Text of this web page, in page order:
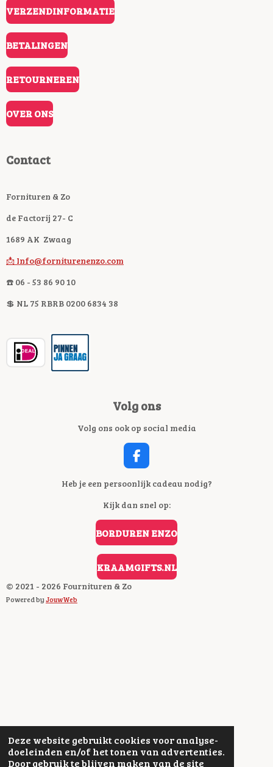
Deze website gebruikt cookies voor analyse-
doeleinden en/of het tonen van advertenties.
Door gebruik te blijven maken van de site
VERZENDINFORMATIE
BETALINGEN
RETOURNEREN
OVER ONS
Contact
Fornituren & Zo
de Factorij 27- C
1689 AK Zwaag
📩 Info@forniturenenzo.com
☎️ 06 - 53 86 90 10
💲 NL 75 RBRB 0200 6834 38
Volg ons
Volg ons ook op social media
F
A
C
B
O
O
Heb je een persoonlijk cadeau nodig?
Kijk dan snel op:
BORDUREN ENZO
KRAAMGIFTS.NL
© 2021 - 2026 Fournituren & Zo
Powered byJouwWeb